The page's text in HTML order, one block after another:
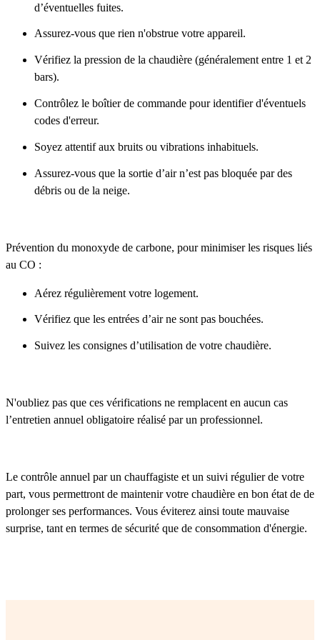
d’éventuelles fuites.
Assurez-vous que rien n'obstrue votre appareil.
Vérifiez la pression de la chaudière (généralement entre 1 et 2
bars).
Contrôlez le boîtier de commande pour identifier d'éventuels
codes d'erreur.
Soyez attentif aux bruits ou vibrations inhabituels.
Assurez-vous que la sortie d’air n’est pas bloquée par des
débris ou de la neige.
Prévention du monoxyde de carbone, pour minimiser les risques liés
au CO :
Aérez régulièrement votre logement.
Vérifiez que les entrées d’air ne sont pas bouchées.
Suivez les consignes d’utilisation de votre chaudière.
N'oubliez pas que ces vérifications ne remplacent en aucun cas
l’entretien annuel obligatoire réalisé par un professionnel.
Le contrôle annuel par un chauffagiste et un suivi régulier de votre
part, vous permettront de maintenir votre chaudière en bon état de de
prolonger ses performances. Vous éviterez ainsi toute mauvaise
surprise, tant en termes de sécurité que de consommation d'énergie.